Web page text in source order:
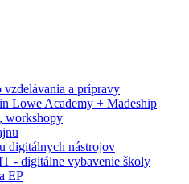
vzdelávania a prípravy
Lowe Academy + Madeship
workshopy
digitálnych nástrojov
- digitálne vybavenie školy
EP